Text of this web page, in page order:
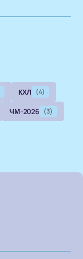
КХЛ (4)
ЧМ-2026 (3)